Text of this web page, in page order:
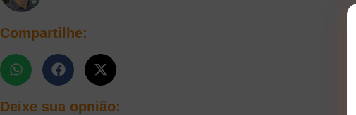
Compartilhe:
Deixe sua opnião: